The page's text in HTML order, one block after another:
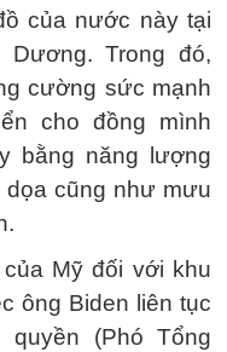
của nước này tại
Trong đó,
cường sức mạnh
cho đồng mình
bằng năng lượng
dọa cũng như mưu
Mỹ đối với khu
ông Biden liên tục
(Phó Tổng